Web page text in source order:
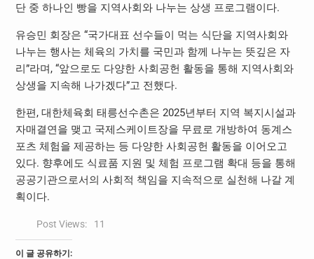
단 중 하나인 빵을 지역사회와 나누는 상생 프로그램이다.
유승민 회장은 “국가대표 선수들이 먹는 식단을 지역사회와
나누는 행사는 체육의 가치를 국민과 함께 나누는 뜻깊은 자
리”라며, “앞으로도 다양한 사회공헌 활동을 통해 지역사회와
상생을 지속해 나가겠다”고 전했다.
한편, 대한체육회 태릉선수촌은 2025년부터 지역 복지시설과
자매결연을 맺고 국제스케이트장을 무료로 개방하여 동계스
포츠 체험을 제공하는 등 다양한 사회공헌 활동을 이어오고
있다. 향후에도 식료품 지원 및 체험 프로그램 확대 등을 통해
공공기관으로서의 사회적 책임을 지속적으로 실천해 나갈 계
획이다.
Post Views: 11
이 글 공유하기: